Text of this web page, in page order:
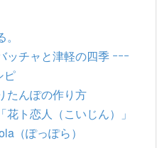
ッチャと津軽の四季 ｰｰｰ
ピ
たんぽの作り方
ト恋人（こいじん）」
（ぽっぽら）